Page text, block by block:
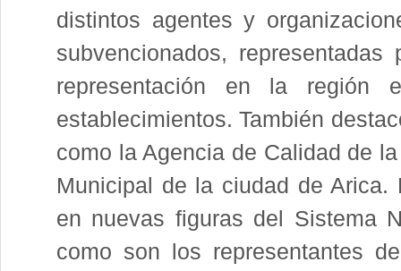
distintos agentes y
subvencionados,
representación en la región
establecimientos. También
como la Agencia de Calidad de
Municipal de la ciudad de
en nuevas figuras del Sistema
como son los representantes